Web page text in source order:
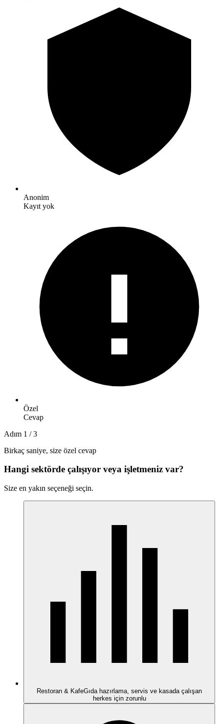
Anonim
Kayıt yok
Özel
Cevap
Adım 1 / 3
Birkaç saniye, size özel cevap
Hangi sektörde çalışıyor veya işletmeniz var?
Size en yakın seçeneği seçin.
Restoran & KafeGıda hazırlama, servis ve kasada çalışan
herkes için zorunlu